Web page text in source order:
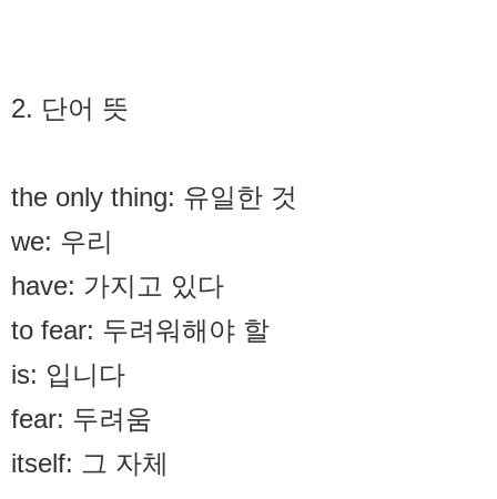
2. 단어 뜻
the only thing: 유일한 것
we: 우리
have: 가지고 있다
to fear: 두려워해야 할
is: 입니다
fear: 두려움
itself: 그 자체